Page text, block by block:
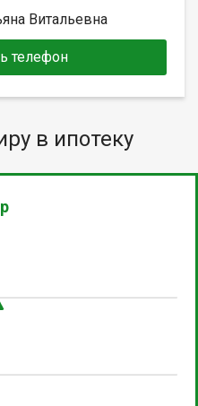
Витальевна
телефон
в ипотеку